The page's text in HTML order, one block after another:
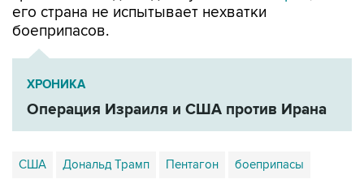
его страна не испытывает нехватки
боеприпасов.
ХРОНИКА
Операция Израиля и США против Ирана
США Дональд Трамп Пентагон боеприпасы